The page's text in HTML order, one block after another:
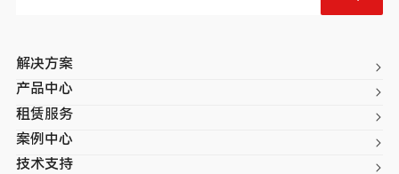
解决方案
产品中心
租赁服务
案例中心
技术支持